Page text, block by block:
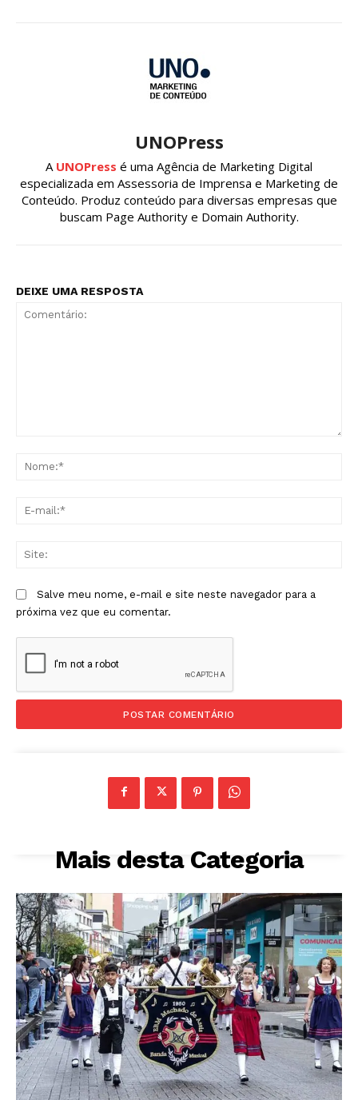
UNOPress
A UNOPress é uma Agência de Marketing Digital
especializada em Assessoria de Imprensa e Marketing de
Conteúdo. Produz conteúdo para diversas empresas que
buscam Page Authority e Domain Authority.
DEIXE UMA RESPOSTA
Salve meu nome, e-mail e site neste navegador para a
próxima vez que eu comentar.
Mais desta Categoria